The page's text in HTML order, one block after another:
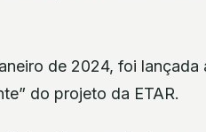
de 2024, foi lançada
do projeto da ETAR.